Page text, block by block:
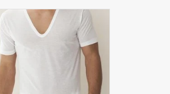
uitwringen.
252 ROYAL CLASSIC SHIRT VN SS
100% katoen getwijnd fijn,
gemerceriseerd garen,
TOEVOEGEN AAN WINKELWAGEN